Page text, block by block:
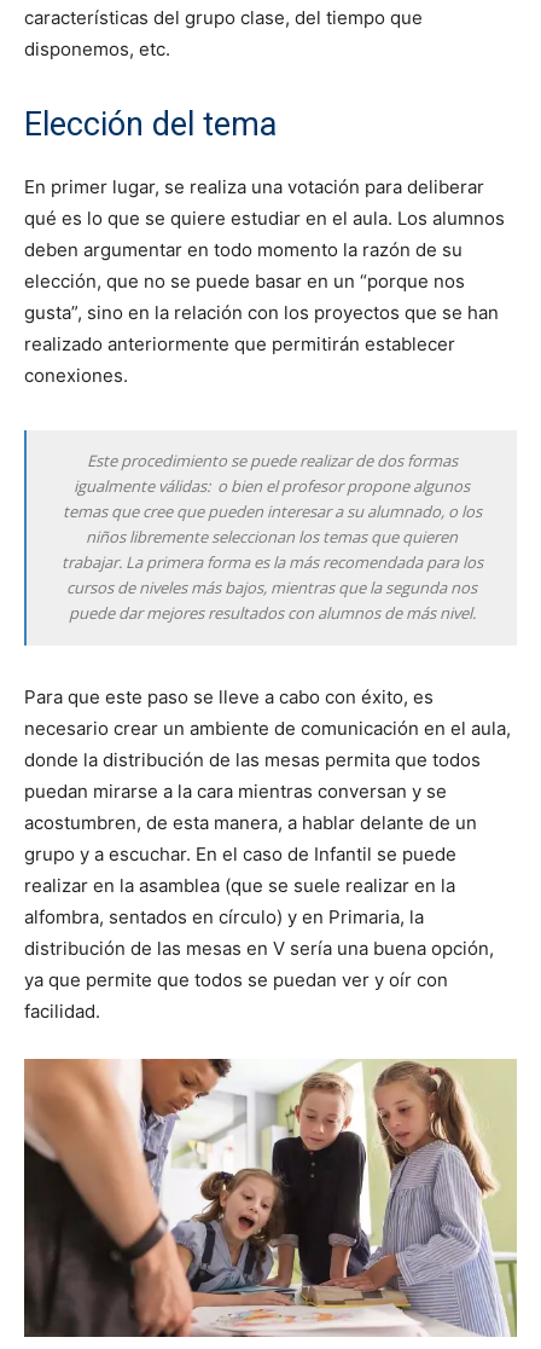
características del grupo clase, del tiempo que
disponemos, etc.
Elección del tema
En primer lugar, se realiza una votación para deliberar
qué es lo que se quiere estudiar en el aula. Los alumnos
deben argumentar en todo momento la razón de su
elección, que no se puede basar en un “porque nos
gusta”, sino en la relación con los proyectos que se han
realizado anteriormente que permitirán establecer
conexiones.
Este procedimiento se puede realizar de dos formas
igualmente válidas: o bien el profesor propone algunos
temas que cree que pueden interesar a su alumnado, o los
niños libremente seleccionan los temas que quieren
trabajar. La primera forma es la más recomendada para los
cursos de niveles más bajos, mientras que la segunda nos
puede dar mejores resultados con alumnos de más nivel.
Para que este paso se lleve a cabo con éxito, es
necesario crear un ambiente de comunicación en el aula,
donde la distribución de las mesas permita que todos
puedan mirarse a la cara mientras conversan y se
acostumbren, de esta manera, a hablar delante de un
grupo y a escuchar. En el caso de Infantil se puede
realizar en la asamblea (que se suele realizar en la
alfombra, sentados en círculo) y en Primaria, la
distribución de las mesas en V sería una buena opción,
ya que permite que todos se puedan ver y oír con
facilidad.